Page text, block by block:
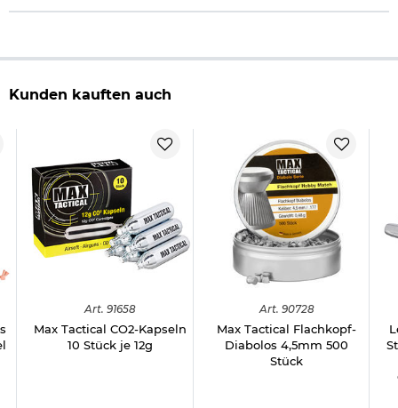
Kunden kauften auch
Art. 91658
Max Tactical CO2-Kapseln
10 Stück je 12g
Art. 90728
Max Tactical Flachkopf-
Diabolos 4,5mm 500
Stück